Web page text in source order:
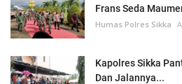
Frans Seda
Humas Polres Sikka
Kapolres Sikka
Dan Jalannya...